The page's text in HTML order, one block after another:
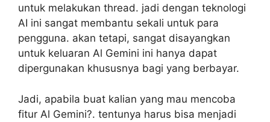
untuk melakukan thread. jadi dengan teknologi
AI ini sangat membantu sekali untuk para
pengguna. akan tetapi, sangat disayangkan
untuk keluaran Al Gemini ini hanya dapat
dipergunakan khususnya bagi yang berbayar.
Jadi, apabila buat kalian yang mau mencoba
fitur Al Gemini?. tentunya harus bisa menjadi